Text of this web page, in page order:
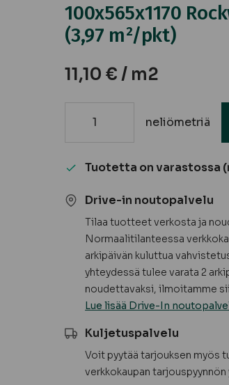
100x565x1170
(3,97 m²/pkt)
11,10 € / m2
100x565x1170
Flexibatts
(3,97
määrä
neliömetriä
Tuotetta on varastossa
Drive-in noutopalvelu
Tilaa tuotteet verkosta ja
Normaalitilanteessa
arkipäivän kuluttua
yhteydessä tulee varata 2
noudettavaksi, ilmoitamme
Lue lisää Drive-In
Kuljetuspalvelu
Voit pyytää tarjouksen myös
verkkokaupan tarjouspyynnön